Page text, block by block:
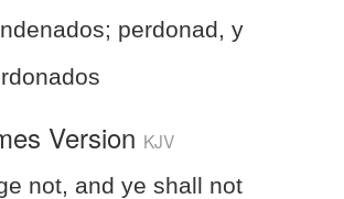
perdonad, y
Version KJV
not, and ye shall not